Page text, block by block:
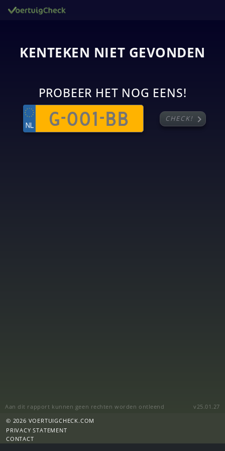
KENTEKEN NIET GEVONDEN
PROBEER HET NOG EENS!
CHECK! chevron_right
Aan dit rapport kunnen geen rechten worden ontleend
v25.01.27
© 2026 VOERTUIGCHECK.COM
PRIVACY STATEMENT
CONTACT